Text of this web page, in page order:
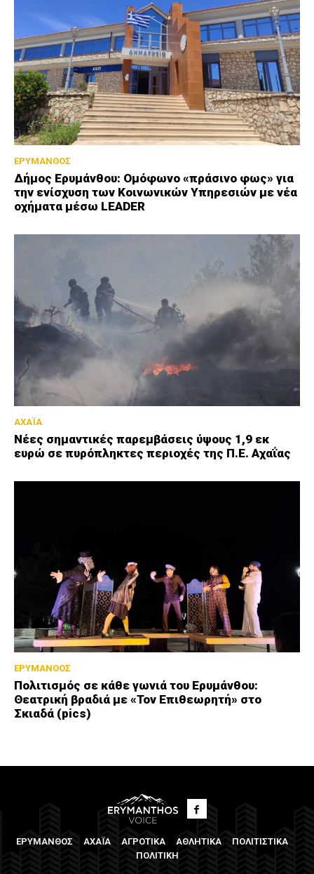
ΕΡΥΜΑΝΘΟΣ
Δήμος Ερυμάνθου: Ομόφωνο «πράσινο φως» για
την ενίσχυση των Κοινωνικών Υπηρεσιών με νέα
οχήματα μέσω LEADER
ΑΧΑΪΑ
Νέες σημαντικές παρεμβάσεις ύψους 1,9 εκ
ευρώ σε πυρόπληκτες περιοχές της Π.Ε. Αχαΐας
ΕΡΥΜΑΝΘΟΣ
Πολιτισμός σε κάθε γωνιά του Ερυμάνθου:
Θεατρική βραδιά με «Τον Επιθεωρητή» στο
Σκιαδά (pics)
ΕΡΥΜΑΝΘΟΣ ΑΧΑΪΑ ΑΓΡΟΤΙΚΑ ΑΘΛΗΤΙΚΑ
ΠΟΛΙΤΙΣΤΙΚΑ
ΠΟΛΙΤΙΚΗ